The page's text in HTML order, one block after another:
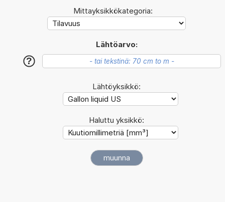
Mittayksikkökategoria:
Lähtöarvo:
?
Lähtöyksikkö:
Haluttu yksikkö: